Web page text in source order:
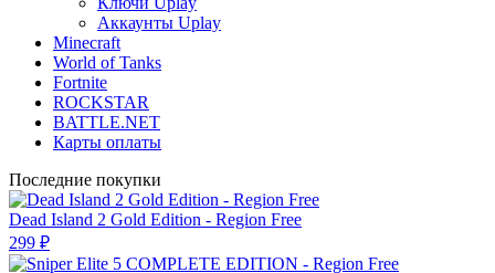
Аккаунты Uplay
Minecraft
World of Tanks
Fortnite
ROCKSTAR
BATTLE.NET
Карты оплаты
Последние покупки
Dead Island 2 Gold Edition - Region Free
299 ₽